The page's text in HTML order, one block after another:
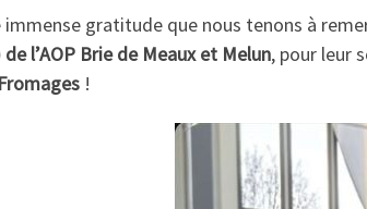
immense gratitude que nous tenons à
l’AOP Brie de Meaux et Melun, pour leur
!